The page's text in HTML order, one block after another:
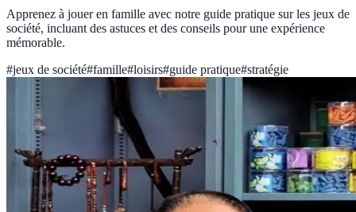
Apprenez à jouer en famille avec notre guide pratique sur les jeux de
société, incluant des astuces et des conseils pour une expérience
mémorable.
#jeux de société#famille#loisirs#guide pratique#stratégie